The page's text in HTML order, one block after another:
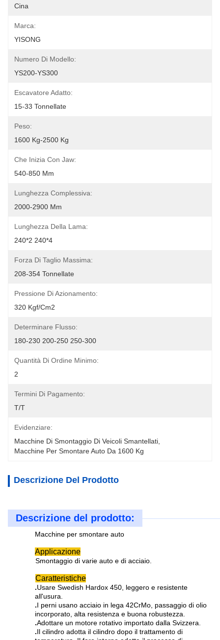
Cina
Marca:
YISONG
Numero Di Modello:
YS200-YS300
Escavatore Adatto:
15-33 Tonnellate
Peso:
1600 Kg-2500 Kg
Che Inizia Con Jaw:
540-850 Mm
Lunghezza Complessiva:
2000-2900 Mm
Lunghezza Della Lama:
240*2 240*4
Forza Di Taglio Massima:
208-354 Tonnellate
Pressione Di Azionamento:
320 Kgf/cm2
Determinare Flusso:
180-230 200-250 250-300
Quantità Di Ordine Minimo:
2
Termini Di Pagamento:
T/T
Evidenziare:
Macchine Di Smontaggio Di Veicoli Smantellati
Macchine Per Smontare Auto Da 1600 Kg
Descrizione Del Prodotto
Descrizione del prodotto:
Macchine per smontare auto
Applicazione
Smontaggio di varie auto e di acciaio.
Caratteristiche
.Usare Swedish Hardox 450, leggero e resistente
all'usura.
.I perni usano acciaio in lega 42CrMo, passaggio di olio
incorporato, alta resistenza e buona robustezza.
.Adottare un motore rotativo importato dalla Svizzera.
.Il cilindro adotta il cilindro dopo il trattamento di